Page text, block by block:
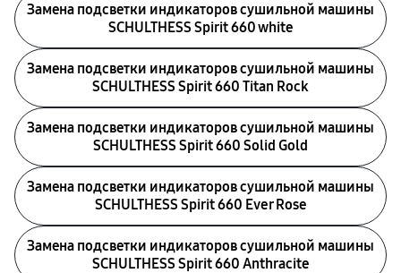
Замена подсветки индикаторов сушильной машины
SCHULTHESS Spirit 660 white
Замена подсветки индикаторов сушильной машины
SCHULTHESS Spirit 660 Titan Rock
Замена подсветки индикаторов сушильной машины
SCHULTHESS Spirit 660 Solid Gold
Замена подсветки индикаторов сушильной машины
SCHULTHESS Spirit 660 Ever Rose
Замена подсветки индикаторов сушильной машины
SCHULTHESS Spirit 660 Anthracite